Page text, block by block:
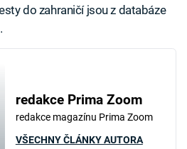
do zahraničí jsou z databáze
redakce Prima Zoom
redakce magazínu Prima Zoom
VŠECHNY ČLÁNKY AUTORA